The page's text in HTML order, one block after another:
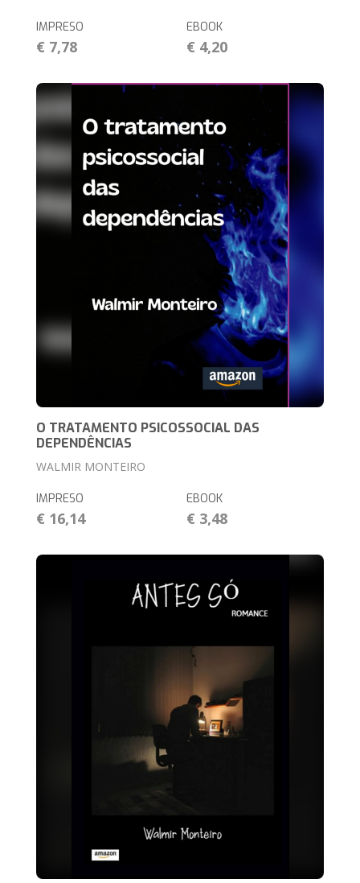
IMPRESO
€ 7,78
EBOOK
€ 4,20
O TRATAMENTO PSICOSSOCIAL DAS
DEPENDÊNCIAS
WALMIR MONTEIRO
IMPRESO
€ 16,14
EBOOK
€ 3,48